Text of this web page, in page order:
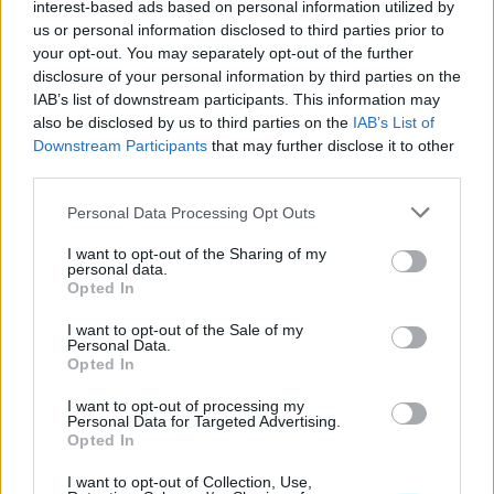
interest-based ads based on personal information utilized by
us or personal information disclosed to third parties prior to
your opt-out. You may separately opt-out of the further
disclosure of your personal information by third parties on the
IAB’s list of downstream participants. This information may
also be disclosed by us to third parties on the IAB’s List of
Downstream Participants that may further disclose it to other
Personal Data Processing Opt Outs
I want to opt-out of the Sharing of my
personal data.
Opted In
I want to opt-out of the Sale of my
Personal Data.
Opted In
I want to opt-out of processing my
Personal Data for Targeted Advertising.
Opted In
I want to opt-out of Collection, Use,
Παράλληλα, καταγράφηκε η παρουσία δύο
αεροσκαφώνναυτικής συνεργασίας ATR-72, δύο
μη επανδρωμένων αεροσκαφών (UAV) και ενός
ελικοπτέρου.
Σημειώθηκαν συνολικά οκτώπαραβάσεις των
κανόνων εναέριας κυκλοφορίας στο FIR Αθηνών.
Από αυτές, δύο αποδόθηκαν στα τουρκικά
F-16,
τρεις στα UAV, δύο στα ATR-72και μία στο
ελικόπτερο.
Παράλληλα, καταγράφηκαν εννέα παραβιάσεις
Εθνικού Εναέριου Χώρου
πραγματοποιήθηκαν από τα
τα ATR-72.
Σύμφωνα με το
ΓΕΕΘΑ , κατά τη διάρκεια των